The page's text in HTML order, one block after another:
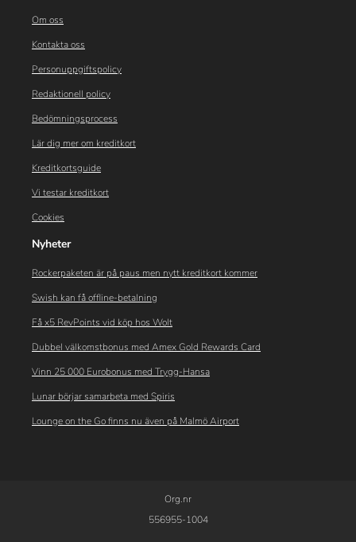
Om oss
Kontakta oss
Personuppgiftspolicy
Redaktionell policy
Bedömningsprocess
Lär dig mer om kreditkort
Kreditkortsguide
Vi testar kreditkort
Cookies
Nyheter
Rockerpaketen är på paus men nytt kreditkort kommer
Swish kan få offline-betalning
Få x5 RevPoints vid köp hos Wolt
Dubbel välkomstbonus med Amex Gold Rewards Card
Vinn 25 000 Eurobonus med Trygg-Hansa
Lunar börjar samarbeta med Spiris
Lounge on the Go finns nu även på Malmö Airport
Org.nr
556955-1004